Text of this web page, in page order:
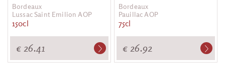
Bordeaux
Lussac Saint Emilion AOP
150cl
€ 26.41
Bordeaux
Pauillac AOP
75cl
€ 26.92